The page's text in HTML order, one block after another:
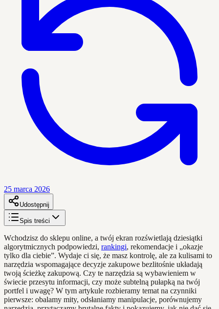
25 marca 2026
Udostępnij
Spis treści
Wchodzisz do sklepu online, a twój ekran rozświetlają dziesiątki
algorytmicznych podpowiedzi, rankingi, rekomendacje i „okazje
tylko dla ciebie”. Wydaje ci się, że masz kontrolę, ale za kulisami to
narzędzia wspomagające decyzje zakupowe bezlitośnie układają
twoją ścieżkę zakupową. Czy te narzędzia są wybawieniem w
świecie przesytu informacji, czy może subtelną pułapką na twój
portfel i uwagę? W tym artykule rozbieramy temat na czynniki
pierwsze: obalamy mity, odsłaniamy manipulacje, porównujemy